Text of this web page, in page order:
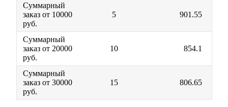
Суммарный
заказ от 10000
руб.
5 901.55
Суммарный
заказ от 20000
руб.
10 854.1
Суммарный
заказ от 30000
руб.
15 806.65